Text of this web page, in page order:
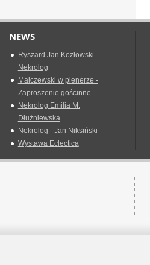
NEWS
Ryszard Jan Kozłowski -
Nekrolog
Malczewski w plenerze -
Zaproszenie gościnne
Nekrolog Emilia M.
Dłużniewska
Nekrolog - Jan Niksiński
Wystawa Eclectica